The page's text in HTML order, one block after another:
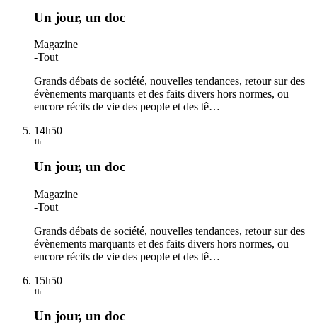
Un jour, un doc
Magazine
-Tout
Grands débats de société, nouvelles tendances, retour sur des
évènements marquants et des faits divers hors normes, ou
encore récits de vie des people et des tê…
14h50
1h
Un jour, un doc
Magazine
-Tout
Grands débats de société, nouvelles tendances, retour sur des
évènements marquants et des faits divers hors normes, ou
encore récits de vie des people et des tê…
15h50
1h
Un jour, un doc